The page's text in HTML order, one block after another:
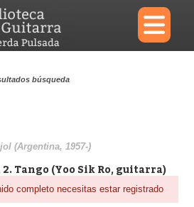
×
Diccionario
búsqueda
(Argentina, 1957-)
Tango (Yoo Sik Ro, guitarra)
completo necesitas estar registrado